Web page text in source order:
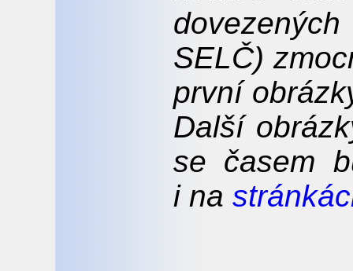
SELČ)
první
Další
se časem
i na